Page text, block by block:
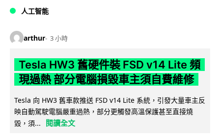
人工智能
arthur 3 小時
Tesla HW3 舊硬件裝 FSD v14 Lite 頻
現過熱 部分電腦損毀車主須自費維修
Tesla 向 HW3 舊車款推送 FSD v14 Lite 系統，引發大量車主反
映自動駕駛電腦嚴重過熱，部分更觸發高溫保護甚至直接燒
毀，須...
閱讀全文